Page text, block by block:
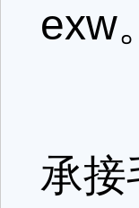
exw。
承接